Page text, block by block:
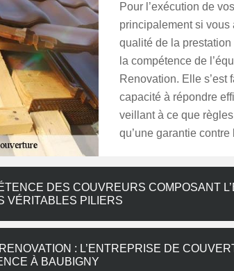
Pour l’exécution de
principalement si vous
qualité de la
la compétence de
Renovation. Elle s’est
capacité à répondre
veillant à ce que
qu’une garantie
DES COUVREURS COMPOSANT
VÉRITABLES PILIERS
: L’ENTREPRISE DE
À BAUBIGNY